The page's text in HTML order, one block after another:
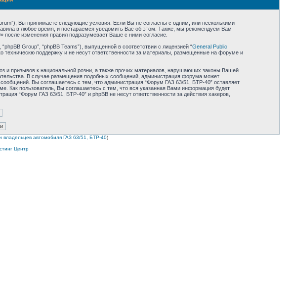
Вы принимаете следующие условия. Если Вы не согласны с одним, или несколькими
в любое время, и постараемся уведомить Вас об этом. Также, мы рекомендуем Вам
изменения правил подразумевает Ваше с ними согласие.
Group”, “phpBB Teams”), выпущенной в соответствии с лицензией “General Public
техническю поддержку и не несут ответственности за материалы, размещенные на форуме и
и призывов к национальной розни, а также прочих материалов, нарушаюших законы Вашей
В случае размещения подобных сообщений, администрация форума может
Вы соглашаетесь с тем, что администрация “Форум ГАЗ 63/51, БТР-40” оставляет
Как пользователь, Вы соглашаетесь с тем, что вся указанная Вами информация будет
“Форум ГАЗ 63/51, БТР-40” и phpBB не несут ответственности за действия хакеров,
автомобиля ГАЗ 63/51, БТР-40)
Центр